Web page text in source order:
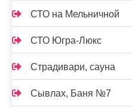
СТО на Мельничной
СТО Югра-Люкс
Страдивари, сауна
Сывлах, Баня №7